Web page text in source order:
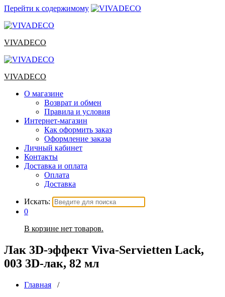
Перейти к содержимому
VIVADECO
VIVADECO
О магазине
Возврат и обмен
Правила и условия
Интернет-магазин
Как оформить заказ
Оформление заказа
Личный кабинет
Контакты
Доставка и оплата
Оплата
Доставка
Искать:
0
В корзине нет товаров.
Лак 3D-эффект Viva-Servietten Lack,
003 3D-лак, 82 мл
Главная /